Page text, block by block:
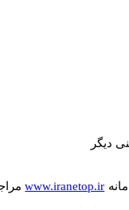
www.iranetop.irمراجعه و